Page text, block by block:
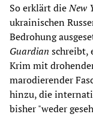
So erklärt dieNew
ukrainischen
Bedrohung
Guardian schreibt,
Krim mit
marodierender
hinzu, die
bisher "weder